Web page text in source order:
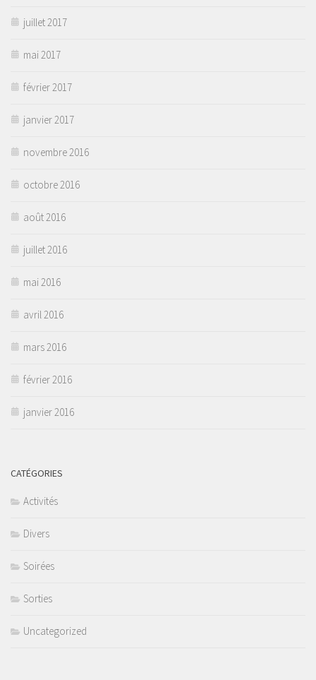
juillet 2017
mai 2017
février 2017
janvier 2017
novembre 2016
octobre 2016
août 2016
juillet 2016
mai 2016
avril 2016
mars 2016
février 2016
janvier 2016
CATÉGORIES
Activités
Divers
Soirées
Sorties
Uncategorized